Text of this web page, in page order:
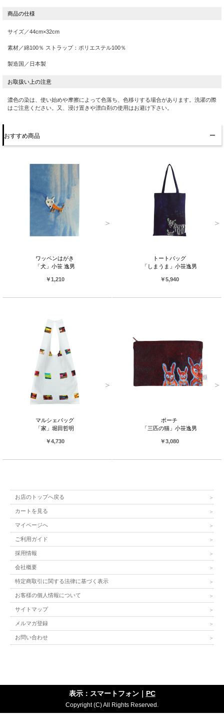
動等のために使われます。
サイズ／44cm×32cm
素材／綿100％ ストラップ：ポリエステル100％
製造国／日本製
濃色の染は、使い始めや摩擦によって色落ち、色移りする場合があります。洗濯の際
はご注意ください。又、浸け置きや漂白剤の使用はお避け下さい。
おすすめ商品
ワッペンはがき
「犬」小笹 逸男
￥1,210
トートバッグ
「しまうま」小笹逸男
￥5,940
マルシェバッグ
「家」堀田哲明
￥4,730
ポーチ
「三匹の猫」小笹逸男
￥3,080
お店のトップへ戻る
カートを見る
マイページへ
ご利用ガイド
採用情報
会社概要
特定商取引に関する法律に基づく表示
お客様の個人情報について
サイトマップ
メルマガ登録
お問い合わせ
表示：スマートフォン｜ PC
Copyright (C) All Rights Reserved.